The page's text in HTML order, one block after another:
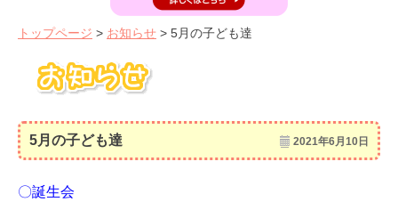
トップページ > お知らせ > 5月の子ども達
5月の子ども達 2021年6月10日
〇誕生会